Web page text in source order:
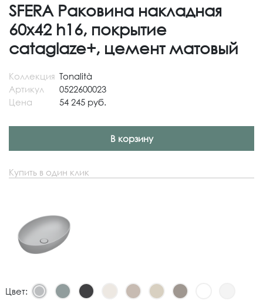
SFERA Раковина накладная
60х42 h16, покрытие
cataglaze+, цемент матовый
Коллекция Tonalità
Артикул
0522600023
Цена
54 245 руб.
В корзину
Купить в один клик
Цвет: